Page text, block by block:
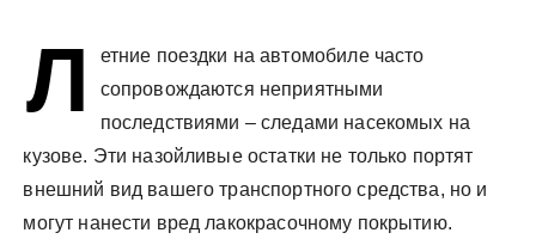
Л
етние поездки на автомобиле часто
сопровождаются неприятными
последствиями – следами насекомых на
кузове. Эти назойливые остатки не только портят
внешний вид вашего транспортного средства, но и
могут нанести вред лакокрасочному покрытию.